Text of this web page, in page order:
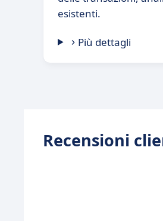
esistenti.
Più dettagli
Recensioni